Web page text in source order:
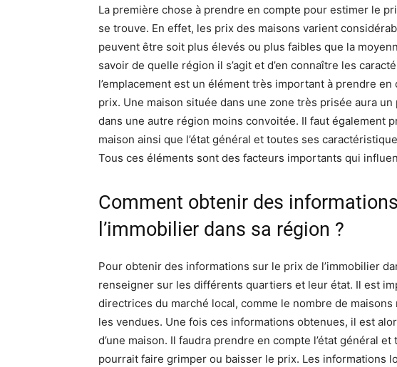
La première chose à prendre en compte pour estimer le
se trouve. En effet, les prix des maisons varient
peuvent être soit plus élevés ou plus faibles que la
savoir de quelle région il s’agit et d’en connaître les
l’emplacement est un élément très important à prendre
prix. Une maison située dans une zone très prisée aura
dans une autre région moins convoitée. Il faut également
maison ainsi que l’état général et toutes ses
Tous ces éléments sont des facteurs importants qui
Comment obtenir des
l’immobilier dans sa région ?
Pour obtenir des informations sur le prix de l’immobilier
renseigner sur les différents quartiers et leur état. Il est
directrices du marché local, comme le nombre de
les vendues. Une fois ces informations obtenues, il est
d’une maison. Il faudra prendre en compte l’état général
pourrait faire grimper ou baisser le prix. Les informations